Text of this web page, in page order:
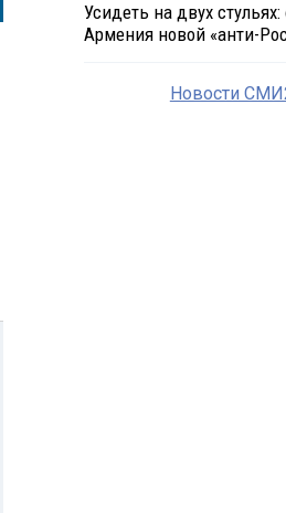
Усидеть на двух стульях:
Армения новой «анти-
Новости